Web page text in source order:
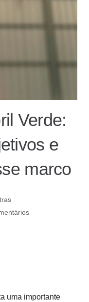
Verde:
e
marco
uma importante